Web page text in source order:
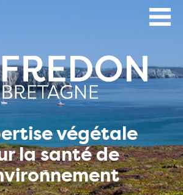
végétale
la santé de